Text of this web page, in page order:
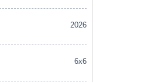
2026
6х6